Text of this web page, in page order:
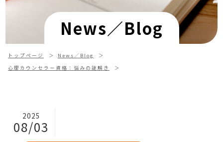
News／Blog
トップページ
News／Blog
心理カウンセラー資格：悩みの謎解き
2025
08/03